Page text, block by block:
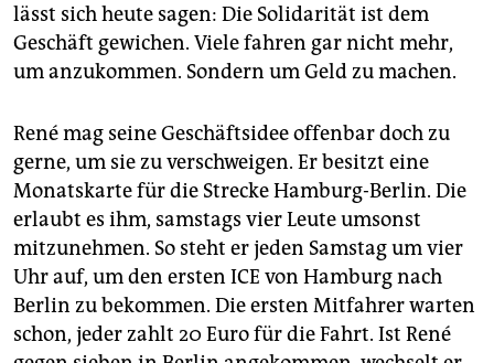
lässt sich heute sagen: Die Solidarität ist dem
Geschäft gewichen. Viele fahren gar nicht mehr,
um anzukommen. Sondern um Geld zu machen.
René mag seine Geschäftsidee offenbar doch zu
gerne, um sie zu verschweigen. Er besitzt eine
Monatskarte für die Strecke Hamburg-Berlin. Die
erlaubt es ihm, samstags vier Leute umsonst
mitzunehmen. So steht er jeden Samstag um vier
Uhr auf, um den ersten ICE von Hamburg nach
Berlin zu bekommen. Die ersten Mitfahrer warten
schon, jeder zahlt 20 Euro für die Fahrt. Ist René